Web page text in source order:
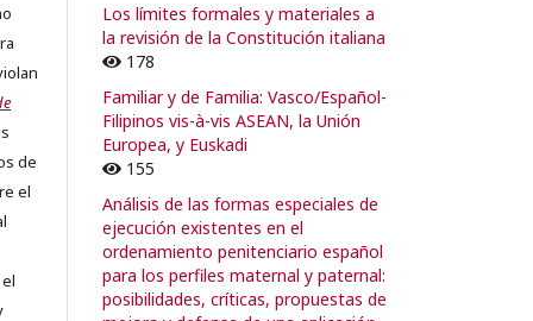
de
el
Los límites formales y materiales a
la revisión de la Constitución italiana
178
Familiar y de Familia: Vasco/Español-
Filipinos vis-à-vis ASEAN, la Unión
Europea, y Euskadi
155
Análisis de las formas especiales de
ejecución existentes en el
ordenamiento penitenciario español
para los perfiles maternal y paternal:
posibilidades, críticas, propuestas de